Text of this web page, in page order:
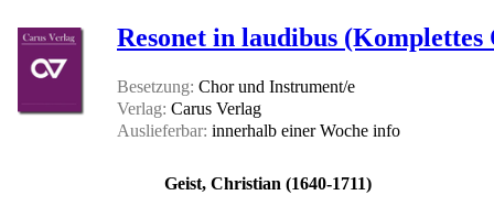
Resonet in laudibus
Besetzung: Chor und Instrument/e
Verlag: Carus Verlag
Auslieferbar: innerhalb einer Woche info
Geist, Christian (1640-1711)